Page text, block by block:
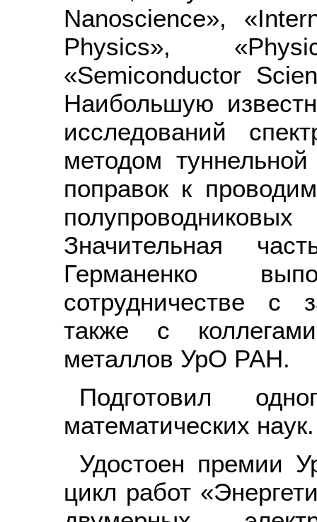
Nanoscience»,
Physics»,
«Semiconductor
Наибольшую
исследований
методом туннельной
поправок к
Значительная
Германенко
сотрудничестве с
также с
металлов УрО РАН.
Подготовил
математических наук.
Удостоен премии
цикл работ